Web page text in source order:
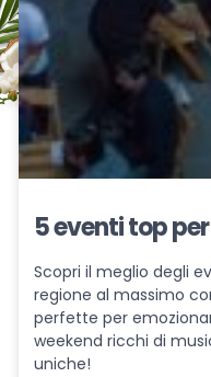
5 eventi top
Scopri il meglio degli
regione al massimo
perfette per
weekend ricchi di
uniche!